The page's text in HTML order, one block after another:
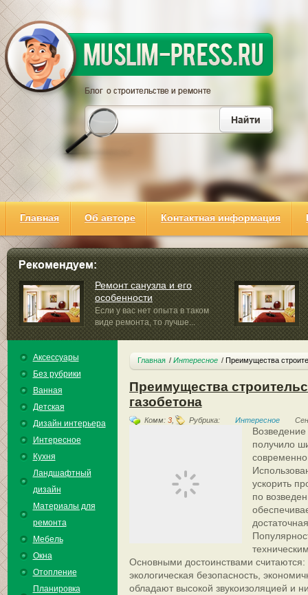
Главная Об авторе Контактная информация
Ремонт санузла и его
особенности
Если у вас нет опыта в таком
виде ремонта, то лучше...
Аксессуары
Без рубрики
Ванная
Детская
Дизайн интерьера
Интересное
Кухня
Ландшафтный
дизайн
Материалы для
ремонта
Мебель
Окна
Отопление
Планировка
Главная Интересное Преимущества
Преимущества
газобетона
Комм: 3, Рубрика: Интересное
получило
ускорить
по
Основными достоинствами считаются:
экологическая безопасность,
обладают высокой звукоизоляцией и